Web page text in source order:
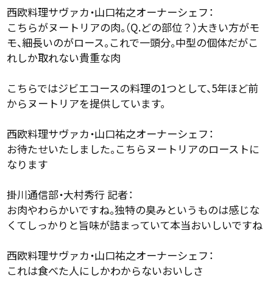
西欧料理サヴァカ・山口祐之オーナーシェフ：
こちらがヌートリアの肉。（Q.どの部位？）大きい方がモ
モ、細長いのがロース。これで一頭分。中型の個体だがこ
れしか取れない貴重な肉
こちらではジビエコースの料理の1つとして、5年ほど前
からヌートリアを提供しています。
西欧料理サヴァカ・山口祐之オーナーシェフ：
お待たせいたしました。こちらヌートリアのローストに
なります
掛川通信部・大村秀行 記者：
お肉やわらかいですね。独特の臭みというものは感じな
くてしっかりと旨味が詰まっていて本当おいしいですね
西欧料理サヴァカ・山口祐之オーナーシェフ：
これは食べた人にしかわからないおいしさ